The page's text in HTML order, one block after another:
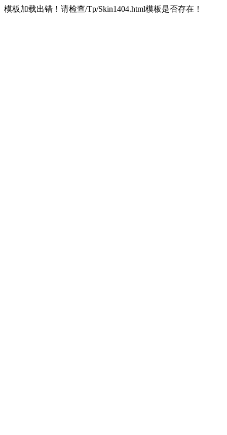
模板加载出错！请检查/Tp/Skin1404.html模板是否存在！